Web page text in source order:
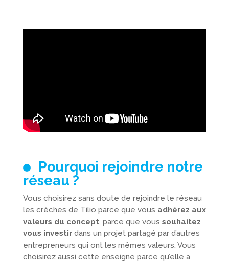
Pourquoi rejoindre notre
réseau ?
Vous choisirez sans doute de rejoindre le réseau
les crèches de Tilio parce que vous adhérez aux
valeurs du concept, parce que vous souhaitez
vous investirdans un projet partagé par d’autres
entrepreneurs qui ont les mêmes valeurs. Vous
choisirez aussi cette enseigne parce qu’elle a